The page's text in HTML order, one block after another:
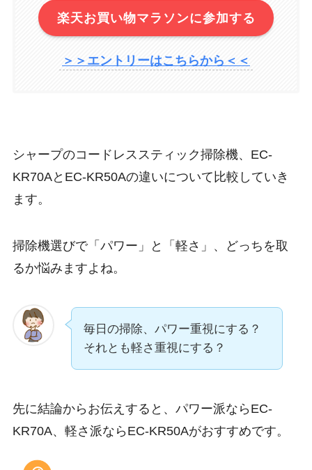
楽天お買い物マラソンに参加する
＞＞エントリーはこちらから＜＜
シャープのコードレススティック掃除機、EC-
KR70AとEC-KR50Aの違いについて比較していき
ます。
掃除機選びで「パワー」と「軽さ」、どっちを取
るか悩みますよね。
毎日の掃除、パワー重視にする？
それとも軽さ重視にする？
先に結論からお伝えすると、パワー派ならEC-
KR70A、軽さ派ならEC-KR50Aがおすすめです。